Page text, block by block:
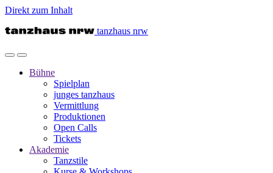
Direkt zum Inhalt
tanzhaus nrw
Bühne
Spielplan
junges tanzhaus
Vermittlung
Produktionen
Open Calls
Tickets
Akademie
Tanzstile